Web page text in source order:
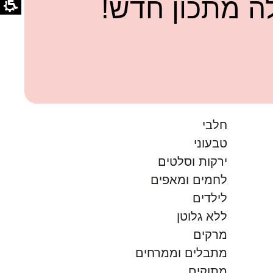
מתכון חדש!
חלבי
טבעוני
ירקות וסלטים
לחמים ומאפים
לילדים
ללא גלוטן
מרקים
מתבלים וממרחים